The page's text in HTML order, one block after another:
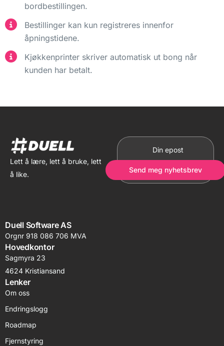
bordbestillingen.
Bestillinger kan kun registreres innenfor
åpningstidene.
Kjøkkenprinter skriver automatisk ut bong når
kunden har betalt.
Lett å lære, lett å bruke, lett
å like.
Send meg nyhetsbrev
Duell Software AS
Orgnr 918 086 706 MVA
Hovedkontor
Sagmyra 23
4624 Kristiansand
Lenker
Om oss
Endringslogg
Roadmap
Fjernstyring